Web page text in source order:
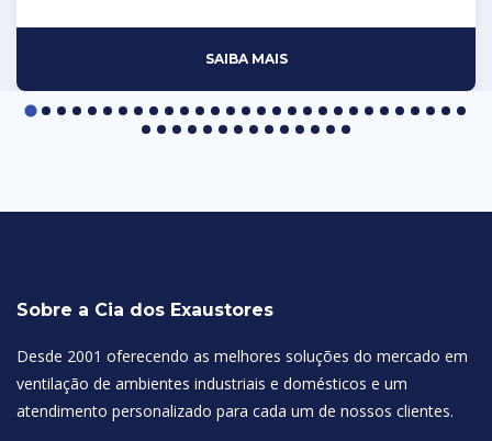
SAIBA MAIS
Sobre a Cia dos Exaustores
Desde 2001 oferecendo as melhores soluções do mercado em
ventilação de ambientes industriais e domésticos e um
atendimento personalizado para cada um de nossos clientes.